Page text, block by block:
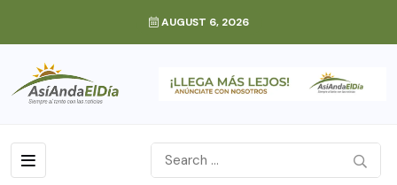
AUGUST 6, 2026